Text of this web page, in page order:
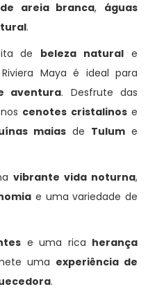
areia branca, águas
.
de beleza natural e
Maya é ideal para
aventura. Desfrute das
cenotes cristalinose
maias de Tulum e
vibrante vida noturna,
e uma variedade de
e uma rica herança
uma experiência de
.